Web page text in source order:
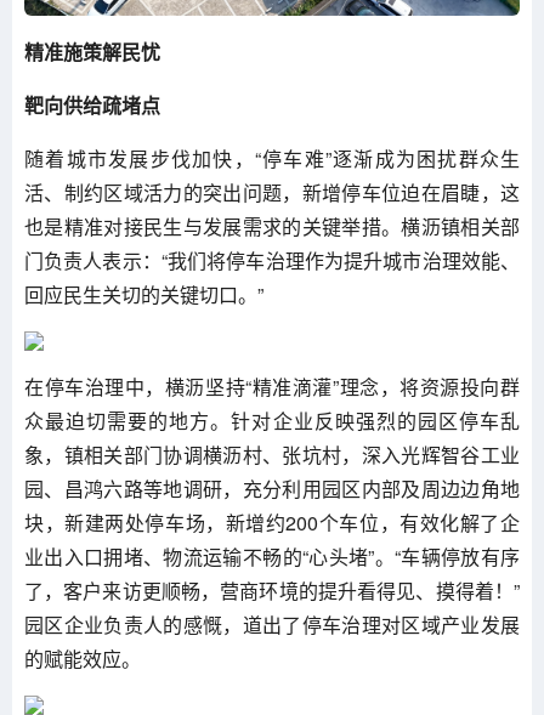
精准施策解民忧
靶向供给疏堵点
随着城市发展步伐加快，“停车难”逐渐成为困扰群众生
活、制约区域活力的突出问题，新增停车位迫在眉睫，这
也是精准对接民生与发展需求的关键举措。横沥镇相关部
门负责人表示：“我们将停车治理作为提升城市治理效能、
回应民生关切的关键切口。”
在停车治理中，横沥坚持“精准滴灌”理念，将资源投向群
众最迫切需要的地方。针对企业反映强烈的园区停车乱
象，镇相关部门协调横沥村、张坑村，深入光辉智谷工业
园、昌鸿六路等地调研，充分利用园区内部及周边边角地
块，新建两处停车场，新增约200个车位，有效化解了企
业出入口拥堵、物流运输不畅的“心头堵”。“车辆停放有序
了，客户来访更顺畅，营商环境的提升看得见、摸得着！”
园区企业负责人的感慨，道出了停车治理对区域产业发展
的赋能效应。